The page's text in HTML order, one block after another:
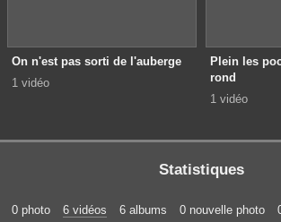
On n'est pas sorti de l'auberge
1 vidéo
Plein les
rond
1 vidéo
Statistiques
0 photo 6 vidéos 6 albums 0 nouvelle photo